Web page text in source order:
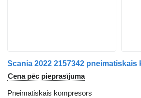
Cena pēc pieprasījuma
Pneimatiskais kompresors